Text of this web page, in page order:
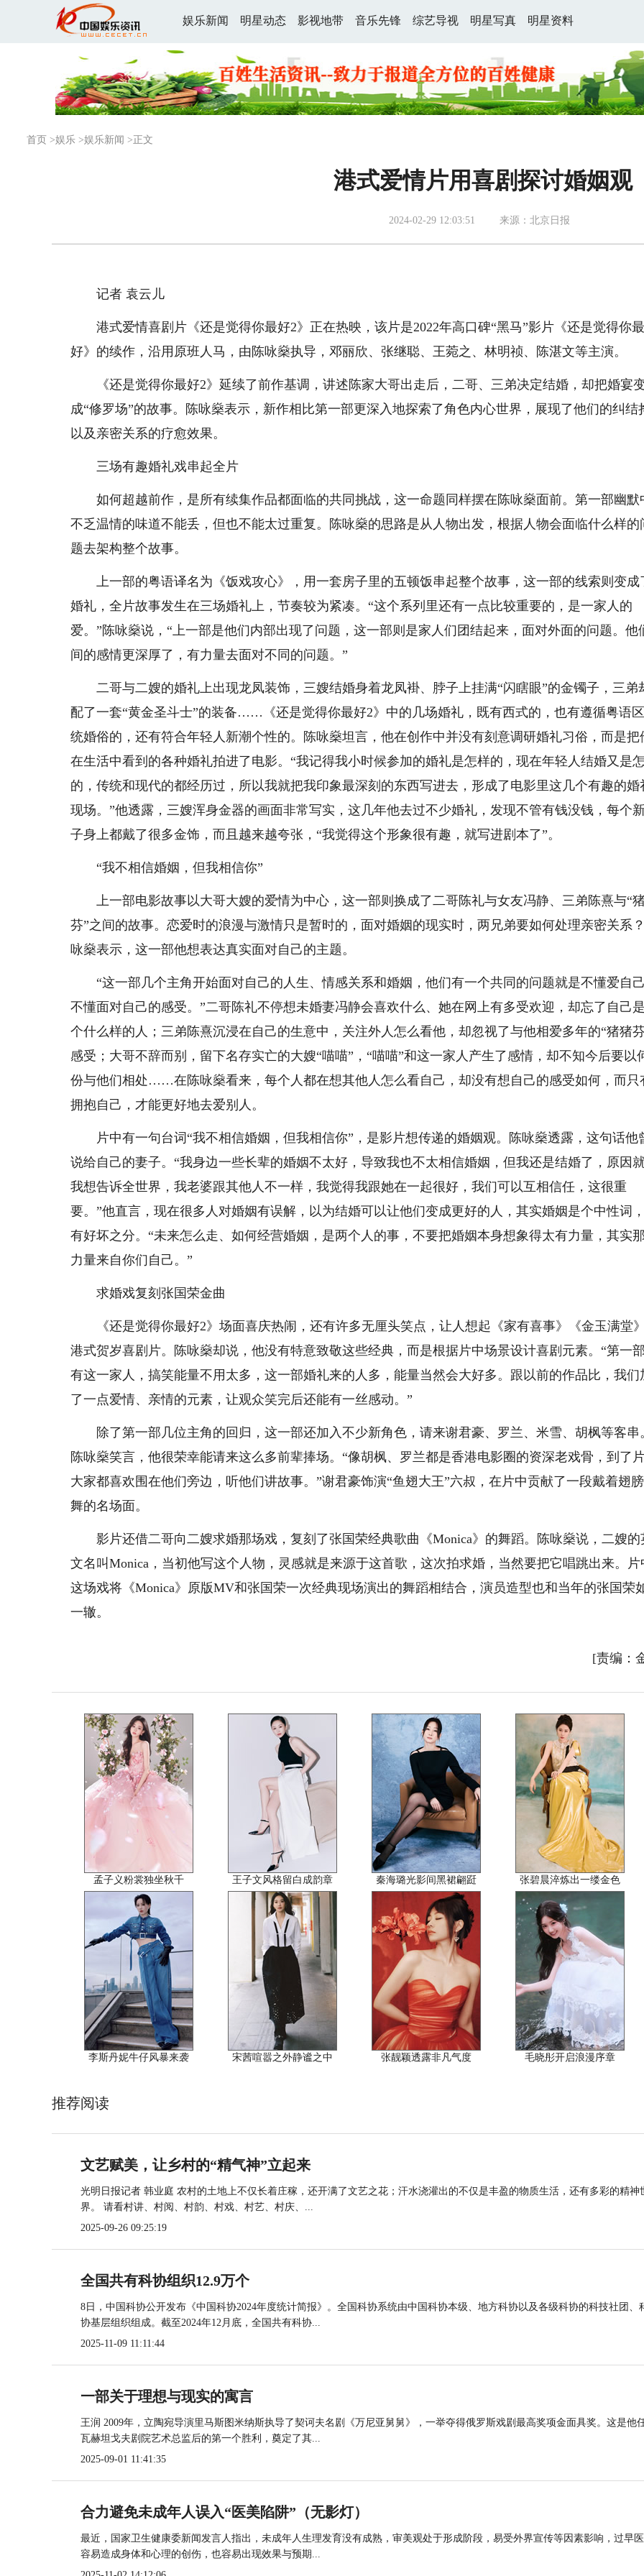
娱乐新闻 明星动态 影视地带 音乐先锋 综艺导视 明星写真 明星资料
首页 >娱乐 >娱乐新闻 >正文
港式爱情片用喜剧探讨婚姻观
2024-02-29 12:03:51 来源：北京日报
记者 袁云儿
港式爱情喜剧片《还是觉得你最好2》正在热映，该片是2022年高口碑“黑马”影片《还是觉得你
好》的续作，沿用原班人马，由陈咏燊执导，邓丽欣、张继聪、王菀之、林明祯、陈湛文等主演。
《还是觉得你最好2》延续了前作基调，讲述陈家大哥出走后，二哥、三弟决定结婚，却把婚宴
成“修罗场”的故事。陈咏燊表示，新作相比第一部更深入地探索了角色内心世界，展现了他们的纠结
以及亲密关系的疗愈效果。
三场有趣婚礼戏串起全片
如何超越前作，是所有续集作品都面临的共同挑战，这一命题同样摆在陈咏燊面前。第一部幽默
不乏温情的味道不能丢，但也不能太过重复。陈咏燊的思路是从人物出发，根据人物会面临什么样的
题去架构整个故事。
上一部的粤语译名为《饭戏攻心》，用一套房子里的五顿饭串起整个故事，这一部的线索则变成
婚礼，全片故事发生在三场婚礼上，节奏较为紧凑。“这个系列里还有一点比较重要的，是一家人的
爱。”陈咏燊说，“上一部是他们内部出现了问题，这一部则是家人们团结起来，面对外面的问题。他
间的感情更深厚了，有力量去面对不同的问题。”
二哥与二嫂的婚礼上出现龙凤装饰，三嫂结婚身着龙凤褂、脖子上挂满“闪瞎眼”的金镯子，三弟
配了一套“黄金圣斗士”的装备……《还是觉得你最好2》中的几场婚礼，既有西式的，也有遵循粤语
统婚俗的，还有符合年轻人新潮个性的。陈咏燊坦言，他在创作中并没有刻意调研婚礼习俗，而是把
在生活中看到的各种婚礼拍进了电影。“我记得我小时候参加的婚礼是怎样的，现在年轻人结婚又是
的，传统和现代的都经历过，所以我就把我印象最深刻的东西写进去，形成了电影里这几个有趣的婚
现场。”他透露，三嫂浑身金器的画面非常写实，这几年他去过不少婚礼，发现不管有钱没钱，每个
子身上都戴了很多金饰，而且越来越夸张，“我觉得这个形象很有趣，就写进剧本了”。
“我不相信婚姻，但我相信你”
上一部电影故事以大哥大嫂的爱情为中心，这一部则换成了二哥陈礼与女友冯静、三弟陈熹与“
芬”之间的故事。恋爱时的浪漫与激情只是暂时的，面对婚姻的现实时，两兄弟要如何处理亲密关系
咏燊表示，这一部他想表达真实面对自己的主题。
“这一部几个主角开始面对自己的人生、情感关系和婚姻，他们有一个共同的问题就是不懂爱自
不懂面对自己的感受。”二哥陈礼不停想未婚妻冯静会喜欢什么、她在网上有多受欢迎，却忘了自己
个什么样的人；三弟陈熹沉浸在自己的生意中，关注外人怎么看他，却忽视了与他相爱多年的“猪猪
感受；大哥不辞而别，留下名存实亡的大嫂“喵喵”，“喵喵”和这一家人产生了感情，却不知今后要以
份与他们相处……在陈咏燊看来，每个人都在想其他人怎么看自己，却没有想自己的感受如何，而只
拥抱自己，才能更好地去爱别人。
片中有一句台词“我不相信婚姻，但我相信你”，是影片想传递的婚姻观。陈咏燊透露，这句话他
说给自己的妻子。“我身边一些长辈的婚姻不太好，导致我也不太相信婚姻，但我还是结婚了，原因
我想告诉全世界，我老婆跟其他人不一样，我觉得我跟她在一起很好，我们可以互相信任，这很重
要。”他直言，现在很多人对婚姻有误解，以为结婚可以让他们变成更好的人，其实婚姻是个中性词
有好坏之分。“未来怎么走、如何经营婚姻，是两个人的事，不要把婚姻本身想象得太有力量，其实
力量来自你们自己。”
求婚戏复刻张国荣金曲
《还是觉得你最好2》场面喜庆热闹，还有许多无厘头笑点，让人想起《家有喜事》《金玉满堂
港式贺岁喜剧片。陈咏燊却说，他没有特意致敬这些经典，而是根据片中场景设计喜剧元素。“第一
有这一家人，搞笑能量不用太多，这一部婚礼来的人多，能量当然会大好多。跟以前的作品比，我们
了一点爱情、亲情的元素，让观众笑完后还能有一丝感动。”
除了第一部几位主角的回归，这一部还加入不少新角色，请来谢君豪、罗兰、米雪、胡枫等客串
陈咏燊笑言，他很荣幸能请来这么多前辈捧场。“像胡枫、罗兰都是香港电影圈的资深老戏骨，到了
大家都喜欢围在他们旁边，听他们讲故事。”谢君豪饰演“鱼翅大王”六叔，在片中贡献了一段戴着翅
舞的名场面。
影片还借二哥向二嫂求婚那场戏，复刻了张国荣经典歌曲《Monica》的舞蹈。陈咏燊说，二嫂的
文名叫Monica，当初他写这个人物，灵感就是来源于这首歌，这次拍求婚，当然要把它唱跳出来。片
这场戏将《Monica》原版MV和张国荣一次经典现场演出的舞蹈相结合，演员造型也和当年的张国荣
一辙。
[责编：
孟子义粉裳独坐秋千 王子文风格留白成韵章 秦海璐光影间黑裙翩跹 张碧晨淬炼出一缕金色
李斯丹妮牛仔风暴来袭 宋茜喧嚣之外静谧之中 张靓颖透露非凡气度 毛晓彤开启浪漫序章
推荐阅读
文艺赋美，让乡村的“精气神”立起来
光明日报记者 韩业庭 农村的土地上不仅长着庄稼，还开满了文艺之花；汗水浇灌出的不仅是丰盈的物质生活，还有多彩的精神
界。 请看村讲、村阅、村韵、村戏、村艺、村庆、...
2025-09-26 09:25:19
全国共有科协组织12.9万个
8日，中国科协公开发布《中国科协2024年度统计简报》。全国科协系统由中国科协本级、地方科协以及各级科协的科技社团、
协基层组织组成。截至2024年12月底，全国共有科协...
2025-11-09 11:11:44
一部关于理想与现实的寓言
王润 2009年，立陶宛导演里马斯图米纳斯执导了契诃夫名剧《万尼亚舅舅》，一举夺得俄罗斯戏剧最高奖项金面具奖。这是他
瓦赫坦戈夫剧院艺术总监后的第一个胜利，奠定了其...
2025-09-01 11:41:35
合力避免未成年人误入“医美陷阱”（无影灯）
最近，国家卫生健康委新闻发言人指出，未成年人生理发育没有成熟，审美观处于形成阶段，易受外界宣传等因素影响，过早
容易造成身体和心理的创伤，也容易出现效果与预期...